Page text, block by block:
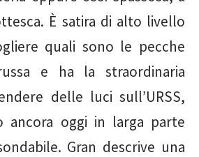
È satira di alto livello
quali sono le pecche
e ha la straordinaria
delle luci sull’URSS,
ancora oggi in larga parte
Gran descrive una